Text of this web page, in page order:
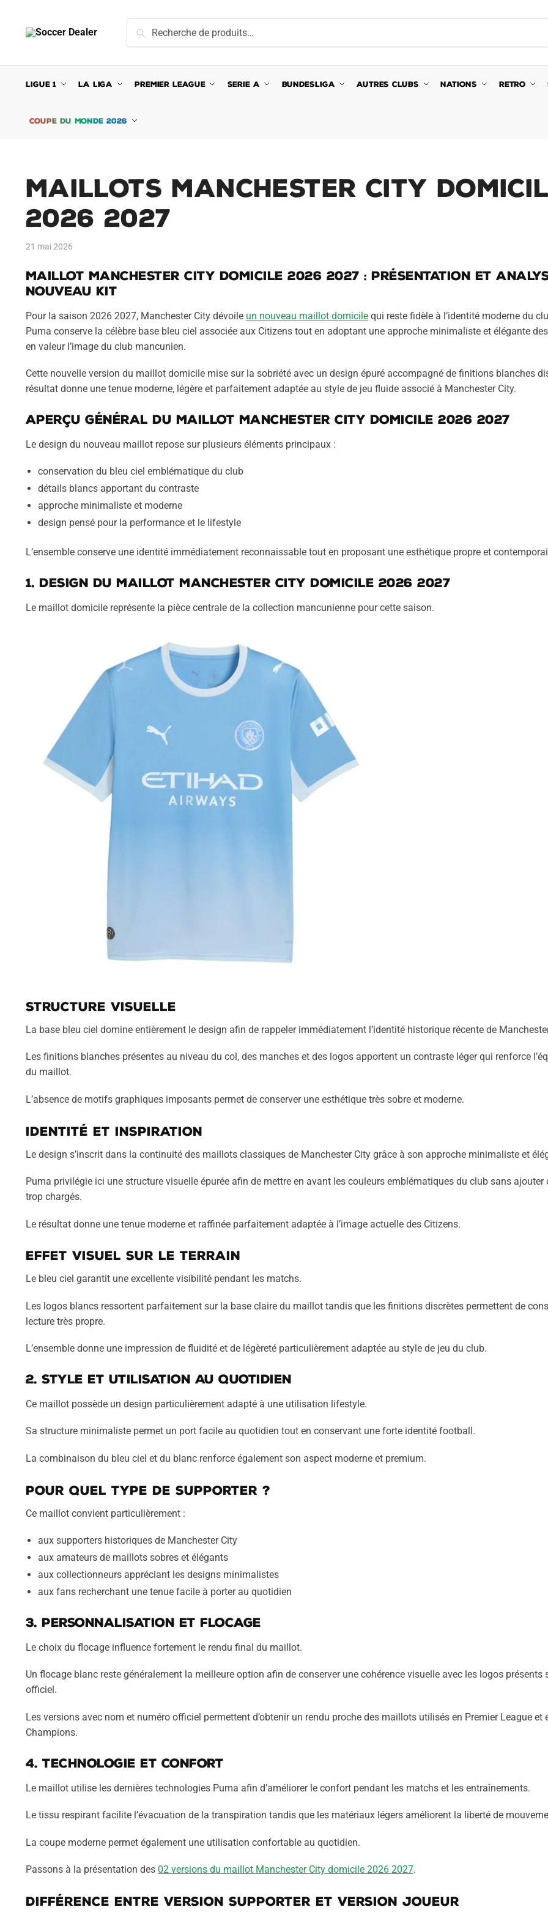
navigation
content
pour :
Recherche
LIGUE 1 LA LIGA PREMIER LEAGUE SERIE A BUNDESLIGA AUTRES CLUBS NATIONS RETRO
COUPE DU MONDE 2026
Maillots Manchester City
2026 2027
21 mai 2026
Maillot Manchester City domicile 2026 2027 : présentation et
nouveau kit
Pour la saison 2026 2027, Manchester City dévoile un nouveau maillot domicilequi reste fidèle à l’identité moderne du
Puma conserve la célèbre base bleu ciel associée aux Citizens tout en adoptant une approche minimaliste et élégante
en valeur l’image du club mancunien.
Cette nouvelle version du maillot domicile mise sur la sobriété avec un design épuré accompagné de finitions blanches
résultat donne une tenue moderne, légère et parfaitement adaptée au style de jeu fluide associé à Manchester City.
Aperçu général du maillot Manchester City domicile 2026 2027
Le design du nouveau maillot repose sur plusieurs éléments principaux :
conservation du bleu ciel emblématique du club
détails blancs apportant du contraste
approche minimaliste et moderne
design pensé pour la performance et le lifestyle
L’ensemble conserve une identité immédiatement reconnaissable tout en proposant une esthétique propre et
1. Design du maillot Manchester City domicile 2026 2027
Le maillot domicile représente la pièce centrale de la collection mancunienne pour cette saison.
Structure visuelle
La base bleu ciel domine entièrement le design afin de rappeler immédiatement l’identité historique récente de
Les finitions blanches présentes au niveau du col, des manches et des logos apportent un contraste léger qui renforce
du maillot.
L’absence de motifs graphiques imposants permet de conserver une esthétique très sobre et moderne.
Identité et inspiration
Le design s’inscrit dans la continuité des maillots classiques de Manchester City grâce à son approche minimaliste et
Puma privilégie ici une structure visuelle épurée afin de mettre en avant les couleurs emblématiques du club sans ajouter
trop chargés.
Le résultat donne une tenue moderne et raffinée parfaitement adaptée à l’image actuelle des Citizens.
Effet visuel sur le terrain
Le bleu ciel garantit une excellente visibilité pendant les matchs.
Les logos blancs ressortent parfaitement sur la base claire du maillot tandis que les finitions discrètes permettent de
lecture très propre.
L’ensemble donne une impression de fluidité et de légèreté particulièrement adaptée au style de jeu du club.
2. Style et utilisation au quotidien
Ce maillot possède un design particulièrement adapté à une utilisation lifestyle.
Sa structure minimaliste permet un port facile au quotidien tout en conservant une forte identité football.
La combinaison du bleu ciel et du blanc renforce également son aspect moderne et premium.
Pour quel type de supporter ?
Ce maillot convient particulièrement :
aux supporters historiques de Manchester City
aux amateurs de maillots sobres et élégants
aux collectionneurs appréciant les designs minimalistes
aux fans recherchant une tenue facile à porter au quotidien
3. Personnalisation et flocage
Le choix du flocage influence fortement le rendu final du maillot.
Un flocage blanc reste généralement la meilleure option afin de conserver une cohérence visuelle avec les logos présents
officiel.
Les versions avec nom et numéro officiel permettent d’obtenir un rendu proche des maillots utilisés en Premier League et
Champions.
4. Technologie et confort
Le maillot utilise les dernières technologies Puma afin d’améliorer le confort pendant les matchs et les entraînements.
Le tissu respirant facilite l’évacuation de la transpiration tandis que les matériaux légers améliorent la liberté de
La coupe moderne permet également une utilisation confortable au quotidien.
Passons à la présentation des 02 versions du maillot Manchester City domicile 2026 2027.
Différence entre version supporter et version joueur